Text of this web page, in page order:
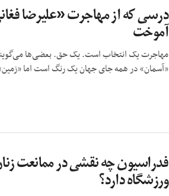
درسی که از مهاجرت «علیرضا
آموخت
مهاجرت یک انتخاب است. یک حق. بعضی‌ها
«آسمان» در همه جای جهان یک رنگ است اما
فدراسیون چه نقشی در ممانعت
ورزشگاه دارد؟